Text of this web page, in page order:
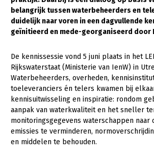
Transitiepaden
Thema’s
Gezonde dieren
Natuur, klimaat en energie
Bodem en water
Platteland en omgeving
Mens, ondernemerschap en onderwijs
belangrijk tussen waterbeheerders en
duidelijk naar voren in een dagvullende
geïnitieerd en mede-georganiseerd door
De kennissessie vond 5 juni plaats in het
Rijkswaterstaat (Ministerie van IenW) in
Waterbeheerders, overheden,
toeleveranciers én telers kwamen bij
kennisuitwisseling en inspiratie: rondom
aanpak van waterkwaliteit en het sneller
monitoringsgegevens waterschappen naar
emissies te verminderen,
en middelen te behouden.